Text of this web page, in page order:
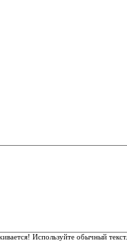
Используйте обычный текст.